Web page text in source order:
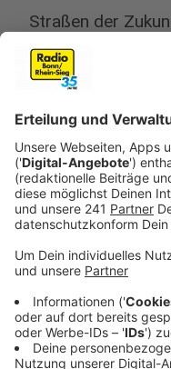
Straßen der
Anzeige
An diesem Thema
Bundesanstalt für
Folgen des
wie Straßen,
sucht nach Lösungen.
Eine Möglichkeit
Die Rezeptur
kann man helleren
jetzt schon in
Temperatur zu
widerstandsfähig und
weitere Möglichkeit: